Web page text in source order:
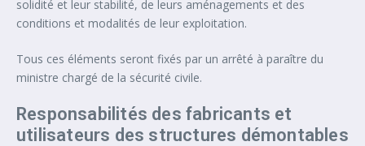
solidité et leur stabilité, de leurs aménagements et des
conditions et modalités de leur exploitation.
Tous ces éléments seront fixés par un arrêté à paraître du
ministre chargé de la sécurité civile.
Responsabilités des fabricants et
utilisateurs des structures démontables